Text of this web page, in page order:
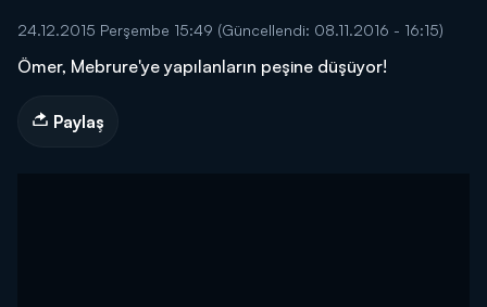
24.12.2015 Perşembe 15:49 (Güncellendi: 08.11.2016 - 16:15)
Ömer, Mebrure'ye yapılanların peşine düşüyor!
Paylaş